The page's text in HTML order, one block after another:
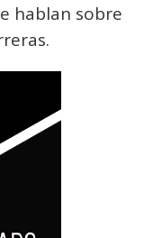
hablan sobre